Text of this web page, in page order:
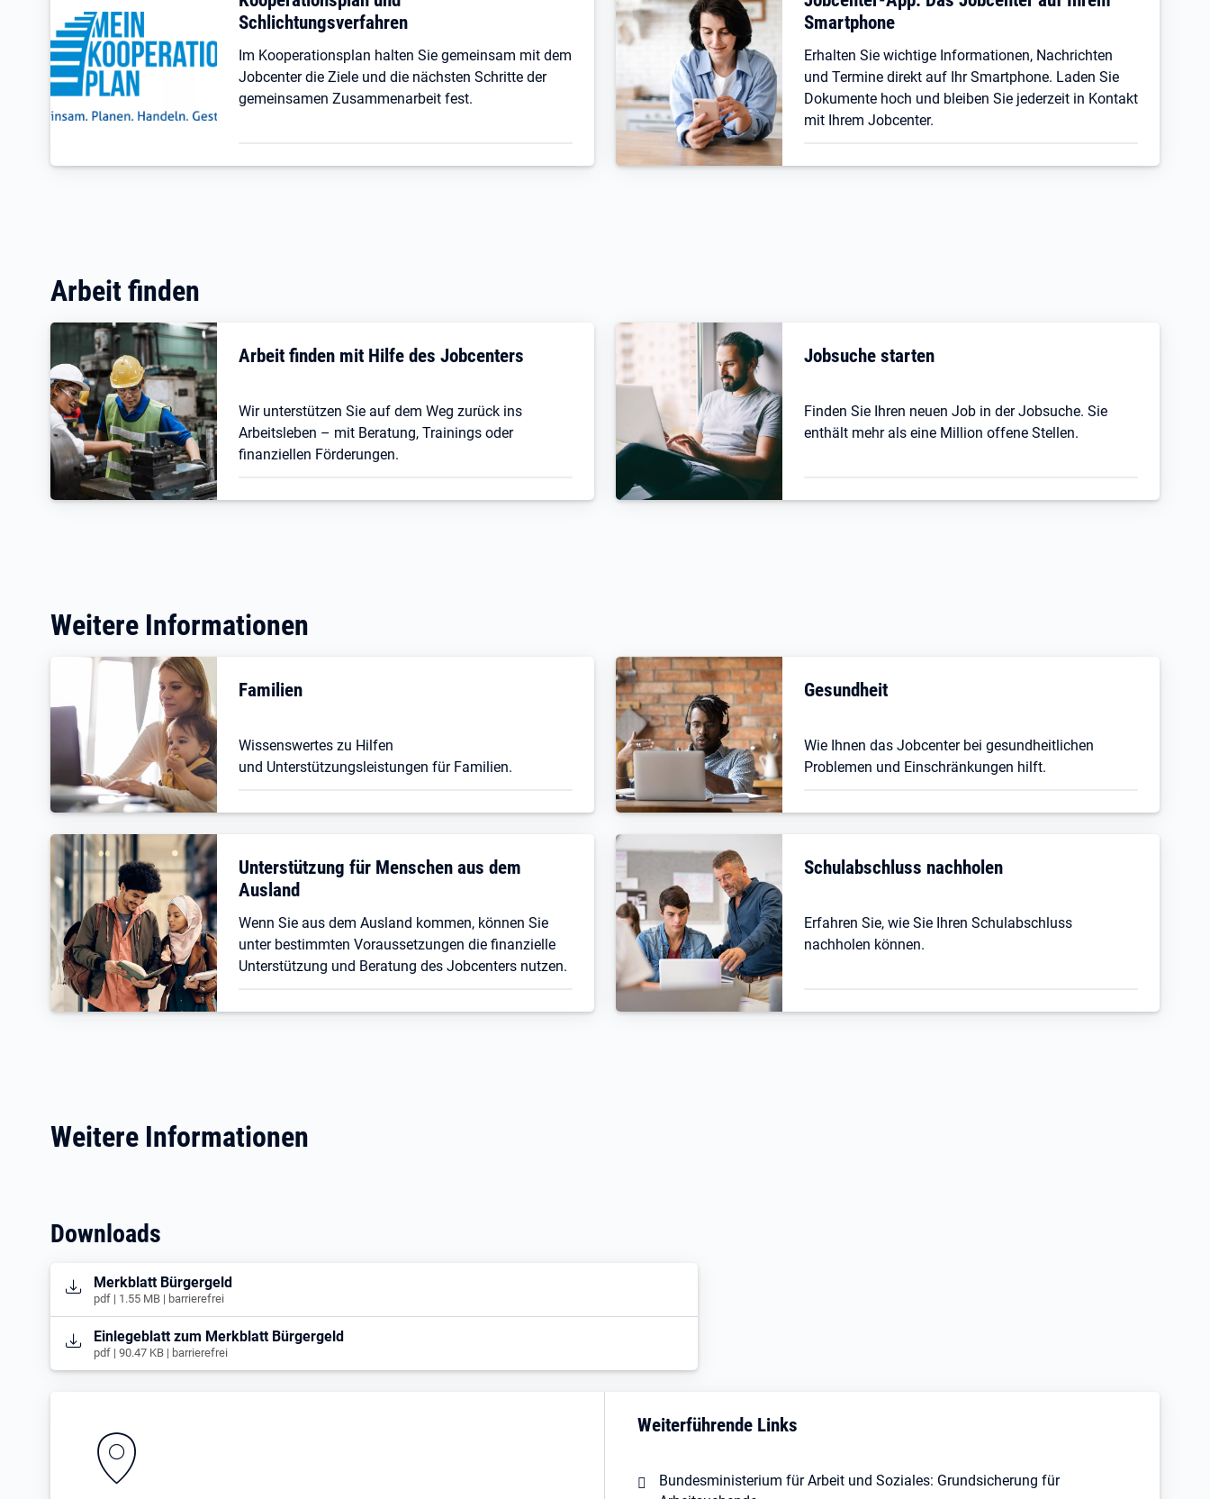
Schlichtungsverfahren
Im Kooperationsplan halten Sie gemeinsam mit dem
Jobcenter die Ziele und die nächsten Schritte der
gemeinsamen Zusammenarbeit fest.
Smartphone
Erhalten Sie wichtige Informationen, Nachrichten
und Termine direkt auf Ihr Smartphone. Laden Sie
Dokumente hoch und bleiben Sie jederzeit in Kontakt
mit Ihrem Jobcenter.
Arbeit finden
Arbeit finden mit Hilfe des Jobcenters
Wir unterstützen Sie auf dem Weg zurück ins
Arbeitsleben – mit Beratung, Trainings oder
finanziellen Förderungen.
Jobsuche starten
Finden Sie Ihren neuen Job in der Jobsuche. Sie
enthält mehr als eine Million offene Stellen.
Weitere Informationen
Familien
Wissenswertes zu Hilfen
und Unterstützungsleistungen für Familien.
Gesundheit
Wie Ihnen das Jobcenter bei gesundheitlichen
Problemen und Einschränkungen hilft.
Unterstützung für Menschen aus dem
Ausland
Wenn Sie aus dem Ausland kommen, können Sie
unter bestimmten Voraussetzungen die finanzielle
Unterstützung und Beratung des Jobcenters nutzen.
Schulabschluss nachholen
Erfahren Sie, wie Sie Ihren Schulabschluss
nachholen können.
Weitere Informationen
Downloads
Öffnet in neuem Tab
Merkblatt Bürgergeld
pdf | 1.55 MB | barrierefrei
Öffnet in neuem Tab
Einlegeblatt zum Merkblatt Bürgergeld
pdf | 90.47 KB | barrierefrei
Weiterführende Links
Bundesministerium für Arbeit und Soziales: Grundsicherung für